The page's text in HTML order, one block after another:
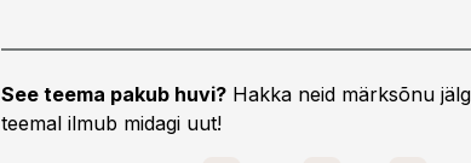
See teema pakub huvi? Hakka neid märksõnu
teemal ilmub midagi uut!